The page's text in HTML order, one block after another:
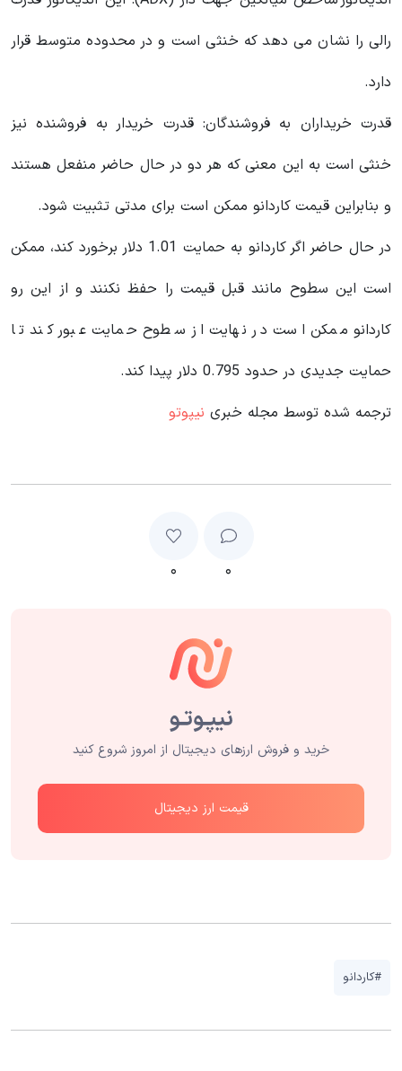
رالی را نشان می دهد که خنثی است و در محدوده متوسط ​​قرار
دارد.
قدرت خریداران به فروشندگان: قدرت خریدار به فروشنده نیز
خنثی است به این معنی که هر دو در حال حاضر منفعل هستند
و بنابراین قیمت کاردانو ممکن است برای مدتی تثبیت شود.
در حال حاضر اگر کاردانو به حمایت 1.01 دلار برخورد کند، ممکن
است این سطوح مانند قبل قیمت را حفظ نکنند و از این رو
کاردانو ممکن است در نهایت از سطوح حمایت عبور کند تا
حمایت جدیدی در حدود 0.795 دلار پیدا کند.
ترجمه شده توسط مجله خبری نیپوتو
۰ ۰
خرید و فروش ارزهای دیجیتال از امروز شروع کنید
قیمت ارز دیجیتال
#کاردانو